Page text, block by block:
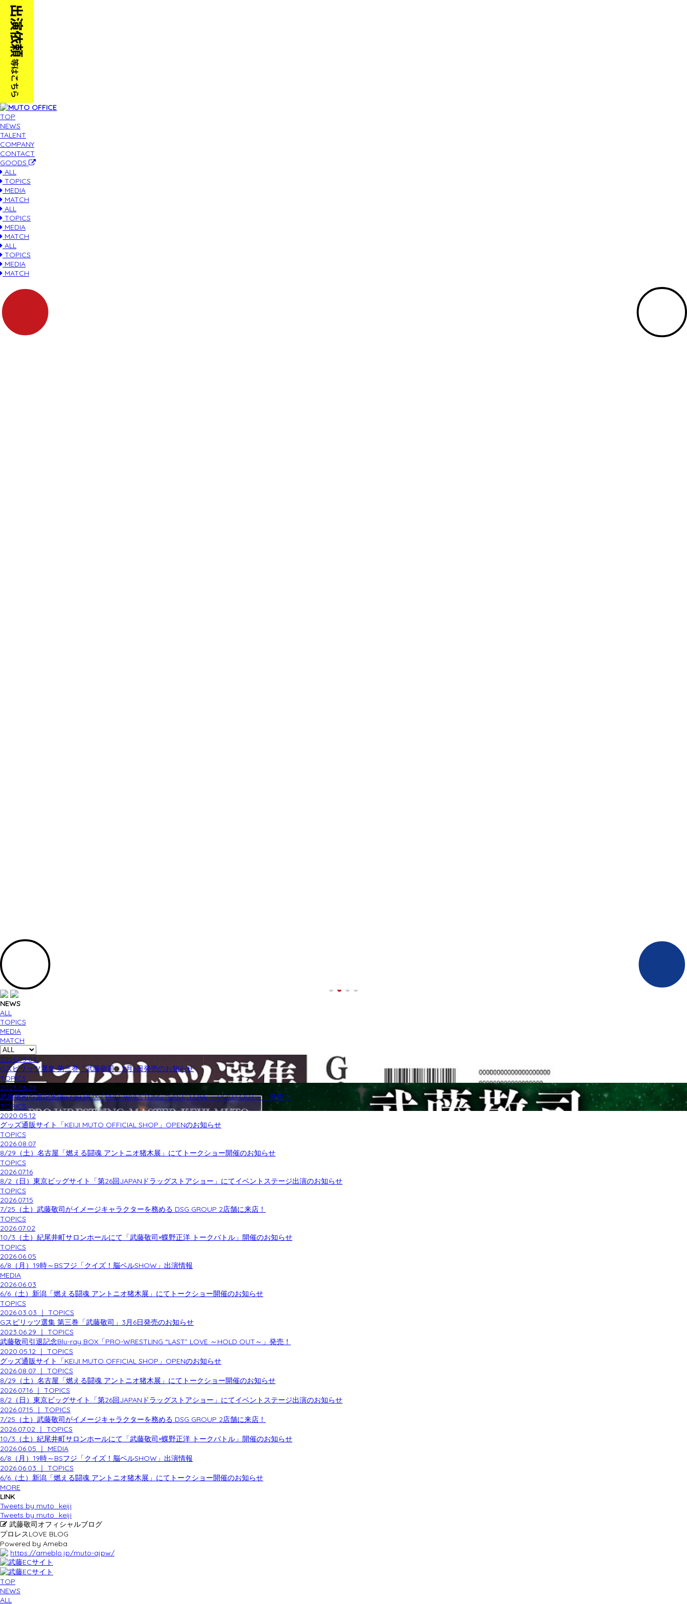
TOP
NEWS
TALENT
COMPANY
CONTACT
GOODS
ALL
TOPICS
MEDIA
MATCH
ALL
TOPICS
MEDIA
MATCH
ALL
TOPICS
MEDIA
MATCH
NEWS
ALL
TOPICS
MEDIA
MATCH
2026.03.03
Gスピリッツ選集 第三巻「武藤敬司」3月6日発売のお知らせ
TOPICS
2023.06.29
武藤敬司引退記念Blu-ray BOX「PRO-WRESTLING “LAST” LOVE ～HOLD OUT～」発売！
TOPICS
2020.05.12
グッズ通販サイト「KEIJI MUTO OFFICIAL SHOP」OPENのお知らせ
TOPICS
2026.08.07
8/29（土）名古屋「燃える闘魂 アントニオ猪木展」にてトークショー開催のお知らせ
TOPICS
2026.07.16
8/2（日）東京ビッグサイト「第26回JAPANドラッグストアショー」にてイベントステージ出演のお知らせ
TOPICS
2026.07.15
7/25（土）武藤敬司がイメージキャラクターを務める DSG GROUP 2店舗に来店！
TOPICS
2026.07.02
10/3（土）紀尾井町サロンホールにて「武藤敬司×蝶野正洋 トークバトル」開催のお知らせ
TOPICS
2026.06.05
6/8（月）19時～BSフジ「クイズ！脳ベルSHOW」出演情報
MEDIA
2026.06.03
6/6（土）新潟「燃える闘魂 アントニオ猪木展」にてトークショー開催のお知らせ
TOPICS
2026.03.03 ｜ TOPICS
Gスピリッツ選集 第三巻「武藤敬司」3月6日発売のお知らせ
2023.06.29 ｜ TOPICS
武藤敬司引退記念Blu-ray BOX「PRO-WRESTLING “LAST” LOVE ～HOLD OUT～」発売！
2020.05.12 ｜ TOPICS
グッズ通販サイト「KEIJI MUTO OFFICIAL SHOP」OPENのお知らせ
2026.08.07 ｜ TOPICS
8/29（土）名古屋「燃える闘魂 アントニオ猪木展」にてトークショー開催のお知らせ
2026.07.16 ｜ TOPICS
8/2（日）東京ビッグサイト「第26回JAPANドラッグストアショー」にてイベントステージ出演のお知らせ
2026.07.15 ｜ TOPICS
7/25（土）武藤敬司がイメージキャラクターを務める DSG GROUP 2店舗に来店！
2026.07.02 ｜ TOPICS
10/3（土）紀尾井町サロンホールにて「武藤敬司×蝶野正洋 トークバトル」開催のお知らせ
2026.06.05 ｜ MEDIA
6/8（月）19時～BSフジ「クイズ！脳ベルSHOW」出演情報
2026.06.03 ｜ TOPICS
6/6（土）新潟「燃える闘魂 アントニオ猪木展」にてトークショー開催のお知らせ
MORE
LINK
Tweets by muto_keiji
Tweets by muto_keiji
武藤敬司オフィシャルブログ
プロレスLOVE BLOG
Powered by Ameba
https://ameblo.jp/muto-ajpw/
TOP
NEWS
ALL